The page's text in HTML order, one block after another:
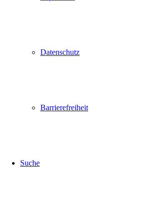
Datenschutz
Barrierefreiheit
Suche